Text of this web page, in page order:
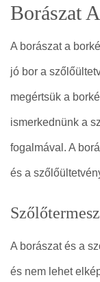
Borászat
A borászat a
jó bor a
megértsük a
ismerkednünk a
fogalmával. A
és a
A borászat és a
és nem lehet